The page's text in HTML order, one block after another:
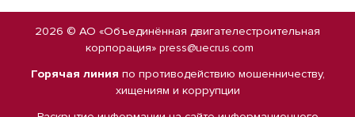
2026 © АО «Объединённая двигателестроительная
корпорация» press@uecrus.com
Горячая линия по противодействию мошенничеству,
хищениям и коррупции